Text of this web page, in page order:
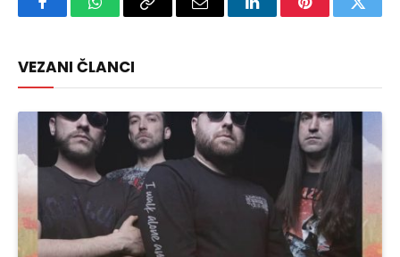
FacebookWhatsAppCopy
Email LinkedInPinterest
VEZANI ČLANCI